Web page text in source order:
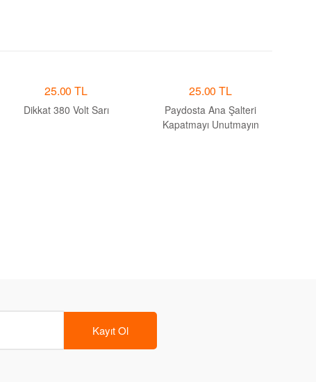
25.00 TL
Dikkat 380 Volt Sarı
25.00 TL
Paydosta Ana Şalteri
Kapatmayı Unutmayın
Kayıt Ol